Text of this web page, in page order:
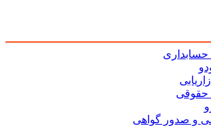
و صدور گواهی